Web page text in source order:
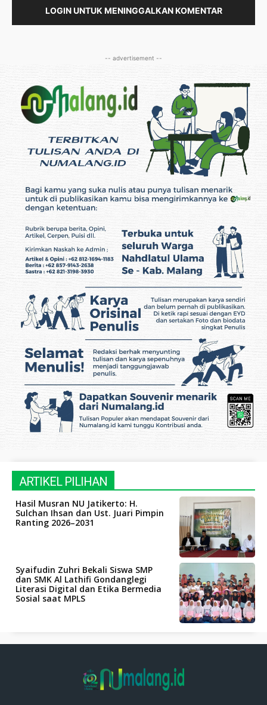
LOGIN UNTUK MENINGGALKAN KOMENTAR
-- advertisement --
ARTIKEL PILIHAN
Hasil Musran NU Jatikerto: H.
Sulchan Ihsan dan Ust. Juari Pimpin
Ranting 2026–2031
Syaifudin Zuhri Bekali Siswa SMP
dan SMK Al Lathifi Gondanglegi
Literasi Digital dan Etika Bermedia
Sosial saat MPLS